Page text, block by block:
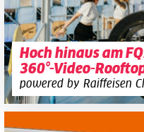
Hoch hinaus am
360°-Video-
powered by Raiffeisen